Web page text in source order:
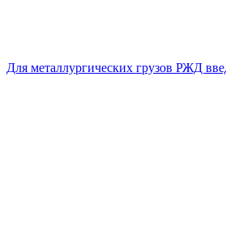
Для металлургических грузов РЖД